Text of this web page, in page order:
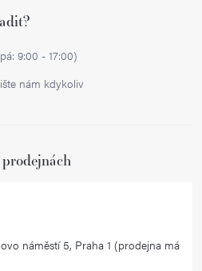
9:00 - 17:00)
nám kdykoliv
náměstí 5, Praha 1 (prodejna má